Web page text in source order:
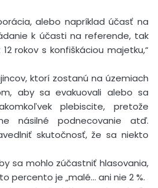
alebo napríklad účasť na
k účasti na referende, tak
rokov s konfiškáciou majetku,“
ktorí zostanú na územiach
aby sa evakuovali alebo sa
plebiscite, pretože
násilné podnecovanie atď.
skutočnosť, že sa niekto
sa mohlo zúčastniť hlasovania,
percento je „malé… ani nie 2 %.